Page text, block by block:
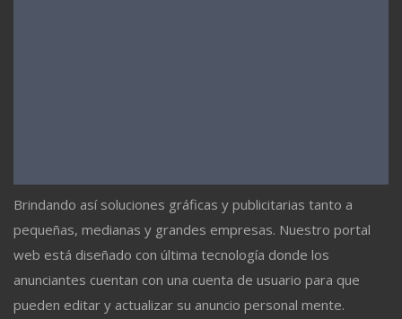
Brindando así soluciones gráficas y publicitarias tanto a
pequeñas, medianas y grandes empresas. Nuestro portal
web está diseñado con última tecnología donde los
anunciantes cuentan con una cuenta de usuario para que
pueden editar y actualizar su anuncio personal mente.